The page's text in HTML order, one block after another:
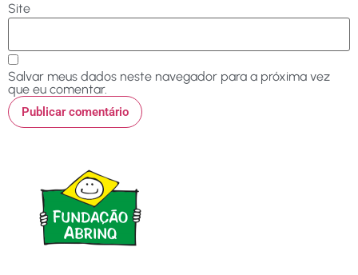
Site
Salvar meus dados neste navegador para a próxima vez
que eu comentar.